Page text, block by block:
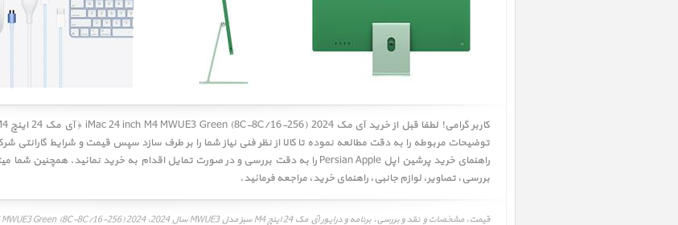
توضیحات مربوطه را به دقت مطالعه نموده تا کالا از نظر فنی نیاز شما را بر طرف سازد سپس قیمت و شرایط گارانتی
راهنمای خرید پرشین اپل Persian Apple را به دقت بررسی و در صورت تمایل اقدام به خرید نمائید. همچنین شما میتوانید جهت اطلاعات بیشتر به قسمت
بررسی، تصاویر، لوازم جانبی، راهنمای خرید، مراجعه فرمائید.